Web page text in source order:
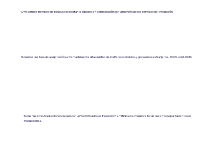
Ofrecemos tiempos de respuesta bastante rápidos en comparación con la mayoría de los servicios de traducción.
Tenemos una tasa de aceptación extremadamente alta dentro de los Estados Unidos y gobiernos extranjeros. 100% con USCIS.
Todas nuestras traducciones vienen con un “Certificado de Traducción” emitido en el membrete de nuestro departamento de
traducciones.